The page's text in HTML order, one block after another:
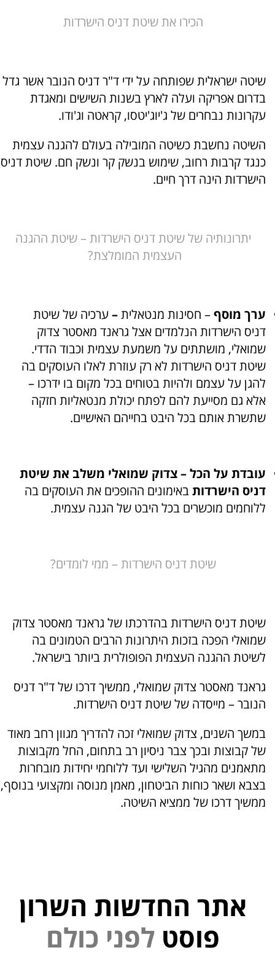
הכירו את שיטת דניס הישרדות
שיטה ישראלית שפותחה על ידי ד"ר דניס הנובר אשר גדל
בדרום אפריקה ועלה לארץ בשנות השישים ומאגדת
עקרונות נבחרים של ג'יוג'יטסו, קראטה וג'ודו.
השיטה נחשבת כשיטה המובילה בעולם להגנה עצמית
כנגד קרבות רחוב, שימוש בנשק קר ונשק חם. שיטת דניס
הישרדות הינה דרך חיים.
יתרונותיה של שיטת דניס הישרדות – שיטת ההגנה
העצמית המומלצת?
ערך מוסף– חסינות מנטאלית–ערכיה של שיטת
דניס הישרדות הנלמדים אצל גראנד מאסטר צדוק
שמואלי, מושתתים על משמעת עצמית וכבוד הדדי.
שיטת דניס הישרדות לא רק עוזרת לאלו העוסקים בה
להגן על עצמם ולהיות בטוחים בכל מקום בו ידרכו –
אלא גם מסייעת להם לפתח יכולת מנטאליות חזקה
שתשרת אותם בכל היבט בחייהם האישיים.
עובדת על הכל– צדוק שמואלי משלב את שיטת
דניס הישרדותבאימונים ההופכים את העוסקים בה
ללוחמים מוכשרים בכל היבט של הגנה עצמית.
שיטת דניס הישרדות – ממי לומדים?
שיטת דניס הישרדות בהדרכתו של גראנד מאסטר צדוק
שמואלי הפכה בזכות היתרונות הרבים הטמונים בה
לשיטת ההגנה העצמית הפופולרית ביותר בישראל.
גראנד מאסטר צדוק שמואלי, ממשיך דרכו של ד"ר דניס
הנובר – מייסדה של שיטת דניס הישרדות.
במשך השנים, צדוק שמואלי זכה להדריך מגוון רחב מאוד
של קבוצות ובכך צבר ניסיון רב בתחום, החל מקבוצות
מתאמנים מהגיל השלישי ועד ללוחמי יחידות מובחרות
בצבא ושאר כוחות הביטחון, מאמן מנוסה ומקצועי בנוסף,
ממשיך דרכו של ממציא השיטה.
אתר החדשות השרון
פוסט